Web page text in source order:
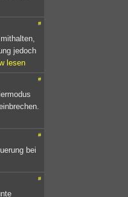
#
jedoch
lesen
#
#
bei
#